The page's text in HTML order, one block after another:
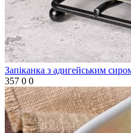
Запіканка з адигейським
357 0 0